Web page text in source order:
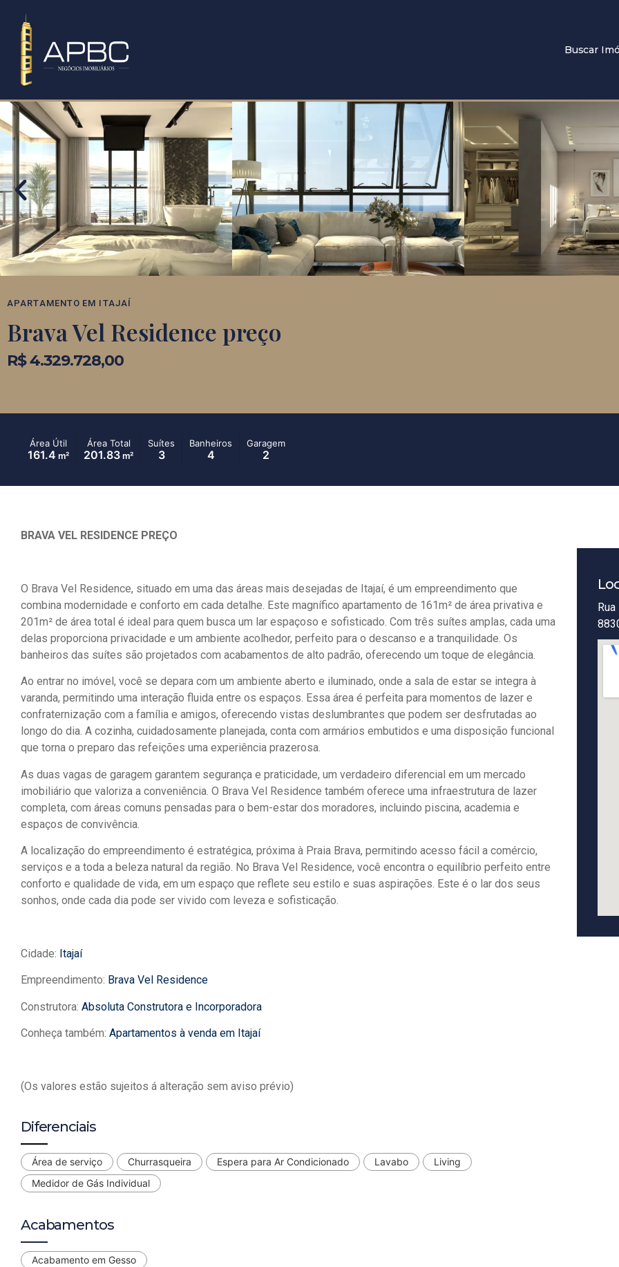
Buscar
APARTAMENTO EM ITAJAÍ
Brava Vel Residence preço
R$ 4.329.728,00
Área Útil
161.4 m²
Área Total
201.83 m²
Suítes
3
Banheiros
4
Garagem
2
BRAVA VEL RESIDENCE PREÇO
O Brava Vel Residence, situado em uma das áreas mais desejadas de Itajaí, é um empreendimento que
combina modernidade e conforto em cada detalhe. Este magnífico apartamento de 161m² de área privativa e
201m² de área total é ideal para quem busca um lar espaçoso e sofisticado. Com três suítes amplas, cada uma
delas proporciona privacidade e um ambiente acolhedor, perfeito para o descanso e a tranquilidade. Os
banheiros das suítes são projetados com acabamentos de alto padrão, oferecendo um toque de elegância.
Ao entrar no imóvel, você se depara com um ambiente aberto e iluminado, onde a sala de estar se integra à
varanda, permitindo uma interação fluida entre os espaços. Essa área é perfeita para momentos de lazer e
confraternização com a família e amigos, oferecendo vistas deslumbrantes que podem ser desfrutadas ao
longo do dia. A cozinha, cuidadosamente planejada, conta com armários embutidos e uma disposição funcional
que torna o preparo das refeições uma experiência prazerosa.
As duas vagas de garagem garantem segurança e praticidade, um verdadeiro diferencial em um mercado
imobiliário que valoriza a conveniência. O Brava Vel Residence também oferece uma infraestrutura de lazer
completa, com áreas comuns pensadas para o bem-estar dos moradores, incluindo piscina, academia e
espaços de convivência.
A localização do empreendimento é estratégica, próxima à Praia Brava, permitindo acesso fácil a comércio,
serviços e a toda a beleza natural da região. No Brava Vel Residence, você encontra o equilíbrio perfeito entre
conforto e qualidade de vida, em um espaço que reflete seu estilo e suas aspirações. Este é o lar dos seus
sonhos, onde cada dia pode ser vivido com leveza e sofisticação.
Cidade: Itajaí
Empreendimento: Brava Vel Residence
Construtora: Absoluta Construtora e Incorporadora
Conheça também: Apartamentos à venda em Itajaí
(Os valores estão sujeitos á alteração sem aviso prévio)
Diferenciais
Área de serviço Churrasqueira Espera para Ar Condicionado Lavabo
Living
Medidor de Gás Individual
Acabamentos
Acabamento em Gesso